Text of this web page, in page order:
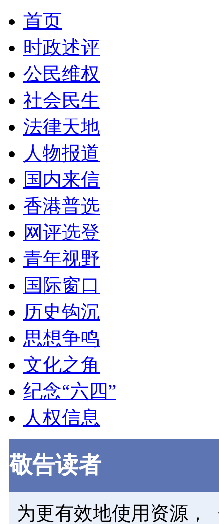
首页
时政述评
公民维权
社会民生
法律天地
人物报道
国内来信
香港普选
网评选登
青年视野
国际窗口
历史钩沉
思想争鸣
文化之角
纪念“六四”
人权信息
敬告读者
为更有效地使用资源，